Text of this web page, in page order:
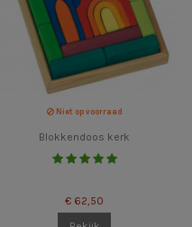
Niet op voorraad
Blokkendoos kerk
€ 62,50